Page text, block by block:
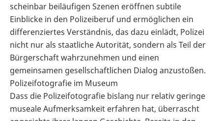
scheinbar beiläufigen Szenen eröffnen subtile
Einblicke in den Polizeiberuf und ermöglichen ein
differenziertes Verständnis, das dazu einlädt, Polizei
nicht nur als staatliche Autorität, sondern als Teil der
Bürgerschaft wahrzunehmen und einen
gemeinsamen gesellschaftlichen Dialog anzustoßen.
Polizeifotografie im Museum
Dass die Polizeifotografie bislang nur relativ geringe
museale Aufmerksamkeit erfahren hat, überrascht